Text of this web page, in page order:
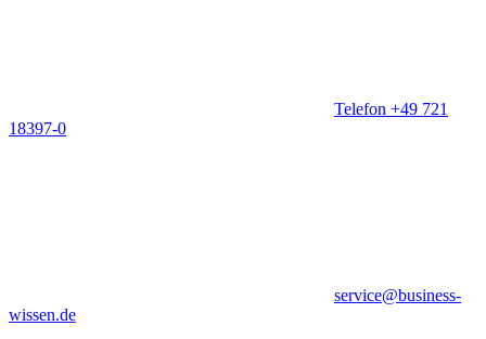
Telefon +49 721
18397-0
service@business-
wissen.de